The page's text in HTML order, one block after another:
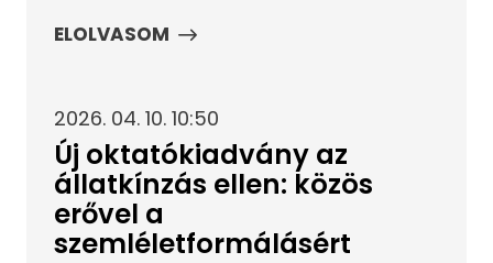
ELOLVASOM
2026. 04. 10. 10:50
Új oktatókiadvány az
állatkínzás ellen: közös
erővel a
szemléletformálásért